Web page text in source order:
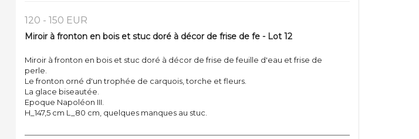
120 - 150 EUR
Miroir à fronton en bois et stuc doré à décor de frise de fe - Lot 12
Miroir à fronton en bois et stuc doré à décor de frise de feuille d'eau et frise de
perle.
Le fronton orné d'un trophée de carquois, torche et fleurs.
La glace biseautée.
Epoque Napoléon III.
H_147,5 cm L_80 cm, quelques manques au stuc.